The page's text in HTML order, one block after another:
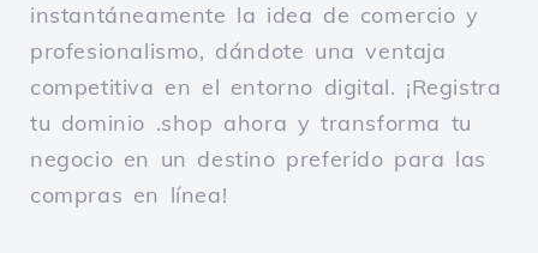
instantáneamente la idea de comercio y
profesionalismo, dándote una ventaja
competitiva en el entorno digital. ¡Registra
tu dominio .shop ahora y transforma tu
negocio en un destino preferido para las
compras en línea!